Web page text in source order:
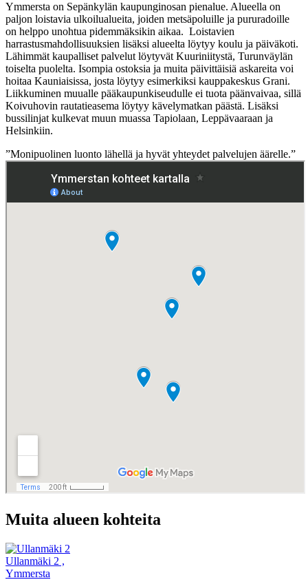
Ymmersta on Sepänkylän kaupunginosan pienalue. Alueella on
paljon loistavia ulkoilualueita, joiden metsäpoluille ja pururadoille
on helppo unohtua pidemmäksikin aikaa. Loistavien
harrastusmahdollisuuksien lisäksi alueelta löytyy koulu ja päiväkoti.
Lähimmät kaupalliset palvelut löytyvät Kuuriniitystä, Turunväylän
toiselta puolelta. Isompia ostoksia ja muita päivittäisiä askareita voi
hoitaa Kauniaisissa, josta löytyy esimerkiksi kauppakeskus Grani.
Liikkuminen muualle pääkaupunkiseudulle ei tuota päänvaivaa, sillä
Koivuhovin rautatieasema löytyy kävelymatkan päästä. Lisäksi
bussilinjat kulkevat muun muassa Tapiolaan, Leppävaaraan ja
Helsinkiin.
”Monipuolinen luonto lähellä ja hyvät yhteydet palvelujen äärelle.”
Muita alueen kohteita
Ullanmäki 2 ,
Ymmersta